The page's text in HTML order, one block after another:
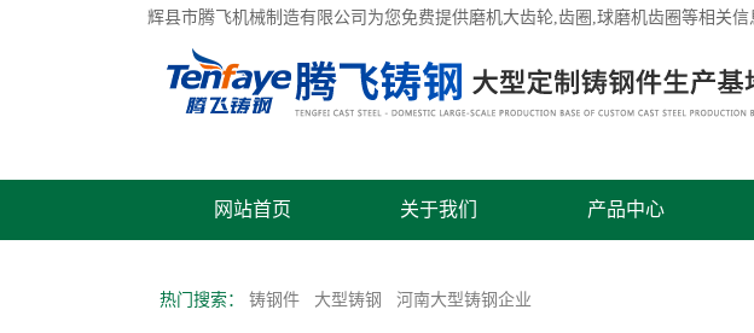
辉县市腾飞机械制造有限公司为您免费提供磨机大齿轮,齿圈,球磨机齿圈等相关信
网站首页 关于我们 产品中心
热门搜索： 铸钢件 大型铸钢 河南大型铸钢企业